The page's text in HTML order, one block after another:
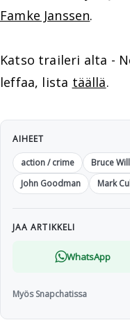
Famke Janssen.
Katso traileri alta -
leffaa, lista täällä.
AIHEET
action / crime
Bruce
John Goodman
Mark
JAA ARTIKKELI
WhatsApp
Myös Snapchatissa